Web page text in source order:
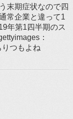
末期症状なので四
常企業と違って1
年第1四半期のス
：
つもよね